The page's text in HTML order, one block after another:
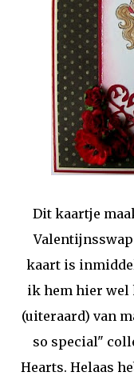
Dit kaartje
kaart is
ik hem hier wel
(uiteraard) van
so special"
Hearts. Helaas